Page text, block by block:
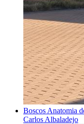
Boscos Anatomia
Carlos Albaladejo